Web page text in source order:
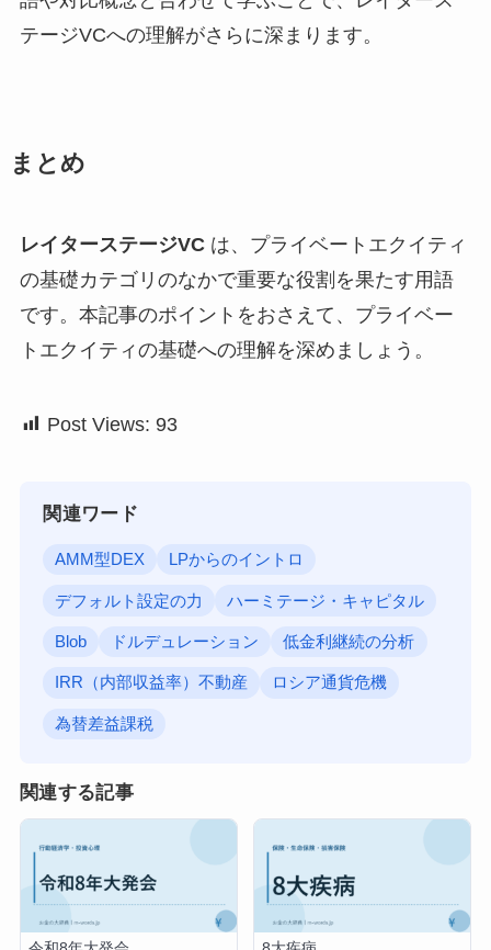
テージVCへの理解がさらに深まります。
まとめ
レイターステージVCは、プライベートエクイティ
の基礎カテゴリのなかで重要な役割を果たす用語
です。本記事のポイントをおさえて、プライベー
トエクイティの基礎への理解を深めましょう。
Post Views: 93
関連ワード
AMM型DEX LPからのイントロ
デフォルト設定の力 ハーミテージ・キャピタル
Blob ドルデュレーション 低金利継続の分析
IRR（内部収益率）不動産 ロシア通貨危機
為替差益課税
関連する記事